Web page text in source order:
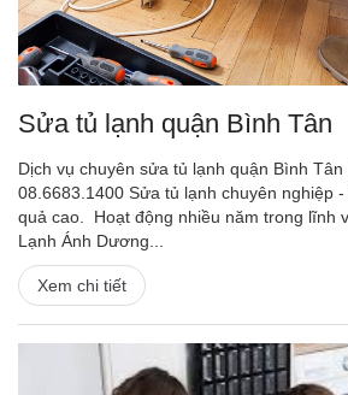
Sửa tủ lạnh quận Bình Tân
Dịch vụ chuyên sửa tủ lạnh quận Bình
08.6683.1400 Sửa tủ lạnh chuyên nghiệp
quả cao. Hoạt động nhiều năm trong lĩnh
Lạnh Ánh Dương...
Xem chi tiết